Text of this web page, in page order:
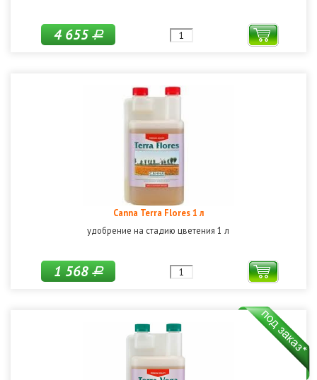
4 655Р
Canna Terra Flores 1 л
удобрение на стадию цветения 1 л
1 568Р